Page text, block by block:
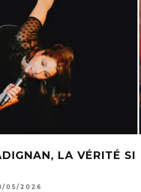
LA VÉRITÉ SI
05/2026